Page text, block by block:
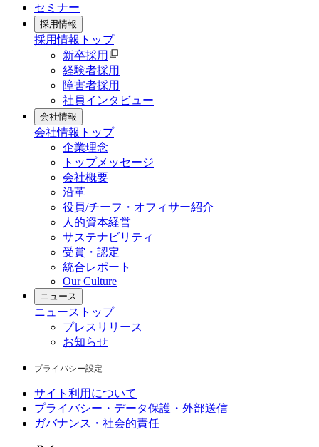
セミナー
採用情報
採用情報 トップ
新卒採用
経験者採用
障害者採用
社員インタビュー
会社情報
会社情報 トップ
企業理念
トップメッセージ
会社概要
沿革
役員/チーフ・オフィサー紹介
人的資本経営
サステナビリティ
受賞・認定
統合レポート
Our Culture
ニュース
ニュース トップ
プレスリリース
お知らせ
プライバシー設定
サイト利用について
プライバシー・データ保護・外部送信
ガバナンス・社会的責任